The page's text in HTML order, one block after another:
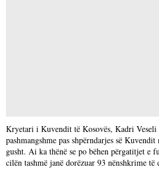
Kryetari i Kuvendit të Kosovës, Kadri Veseli
pashmangshme pas shpërndarjes së
gusht. Ai ka thënë se po bëhen përgatitjet e
cilën tashmë janë dorëzuar 93 nënshkrime të